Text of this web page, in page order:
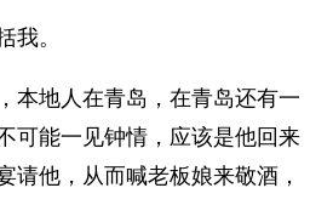
。
本地人在青岛，在青岛还有一
可能一见钟情，应该是他回来
请他，从而喊老板娘来敬酒，